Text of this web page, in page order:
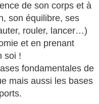
de son corps et à
son équilibre, ses
rouler, lancer…)
et en prenant
soi !
fondamentales de
mais aussi les bases